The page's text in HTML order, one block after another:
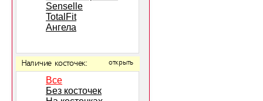
Senselle
TotalFit
Ангела
Наличие косточек: открыть
Все
Без косточек